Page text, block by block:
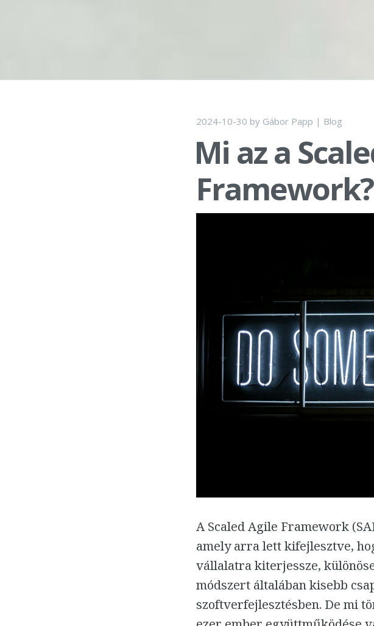
2024-10-30 by Gábor Papp | Blog
Mi az a
Framework?
A Scaled Agile Framework
amely arra lett kifejlesztve,
vállalatra kiterjessze,
módszert általában kisebb
szoftverfejlesztésben. De mi